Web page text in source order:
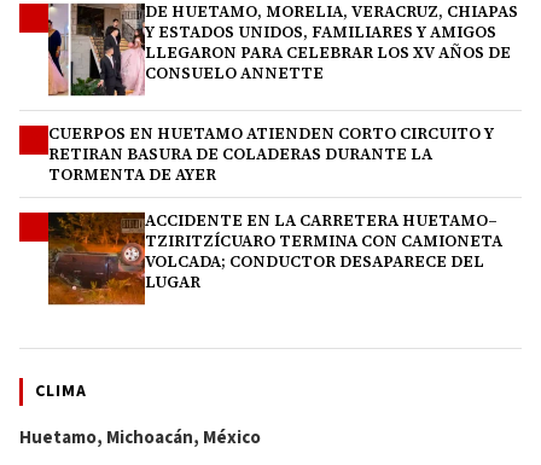
DE HUETAMO, MORELIA, VERACRUZ, CHIAPAS
Y ESTADOS UNIDOS, FAMILIARES Y AMIGOS
LLEGARON PARA CELEBRAR LOS XV AÑOS DE
CONSUELO ANNETTE
CUERPOS EN HUETAMO ATIENDEN CORTO CIRCUITO Y
RETIRAN BASURA DE COLADERAS DURANTE LA
TORMENTA DE AYER
ACCIDENTE EN LA CARRETERA HUETAMO–
TZIRITZÍCUARO TERMINA CON CAMIONETA
VOLCADA; CONDUCTOR DESAPARECE DEL
LUGAR
CLIMA
Huetamo, Michoacán, México